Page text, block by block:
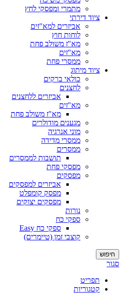
מתמרי ומפסקי לחץ
ציוד דירתי
אביזרים למא"זים
לוחות חוץ
מא"ז משולב פחת
מא"זים
ממסרי פחת
ציוד מיתוג
כולאי ברקים
לחצנים
אביזרים ללחצנים
מא"זים
מא"ז משולב פחת
מגענים מודולרים
מוני אנרגיה
ממסרי מדידה
ממסרים
תושבות לממסרים
מפסקי פחת
מפסקים
אביזרים למפסקים
מפסק קומפלט
מפסקים יצוקים
נורות
ספקי כח
ספקי כח Easy
קוצבי זמן (טיימרים)
חיפוש
סגור
תפריט
קטגוריות